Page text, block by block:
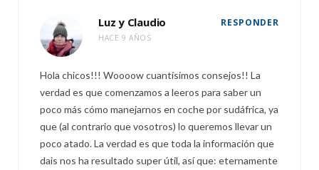
Luz y Claudio
HACE 9 AÑOS
RESPONDER
Hola chicos!!! Woooow cuantísimos consejos!! La
verdad es que comenzamos a leeros para saber un
poco más cómo manejarnos en coche por sudáfrica, ya
que (al contrario que vosotros) lo queremos llevar un
poco atado. La verdad es que toda la información que
dais nos ha resultado super útil, así que: eternamente